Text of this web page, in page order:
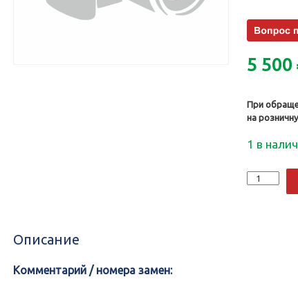
5 500
При
на
1 в
Количество
Поршни
Описание
Комментарий / номера замен: